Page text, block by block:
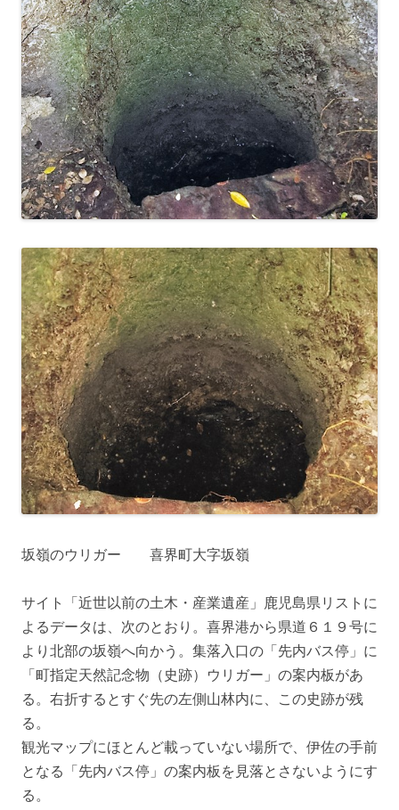
坂嶺のウリガー 喜界町大字坂嶺
サイト「近世以前の土木・産業遺産」鹿児島県リストに
よるデータは、次のとおり。喜界港から県道６１９号に
より北部の坂嶺へ向かう。集落入口の「先内バス停」に
「町指定天然記念物（史跡）ウリガー」の案内板があ
る。右折するとすぐ先の左側山林内に、この史跡が残
る。
観光マップにほとんど載っていない場所で、伊佐の手前
となる「先内バス停」の案内板を見落とさないようにす
る。